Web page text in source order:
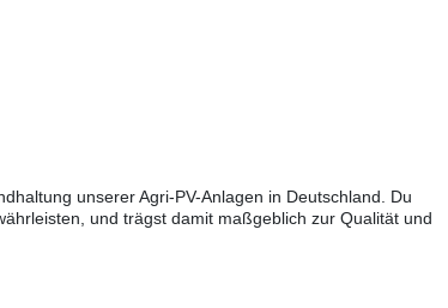
unserer Agri-PV-Anlagen in Deutschland. Du
und trägst damit maßgeblich zur Qualität und